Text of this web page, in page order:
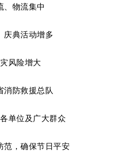
、物流集中
庆典活动增多
风险增大
消防救援总队
单位及广大群众
范，确保节日平安